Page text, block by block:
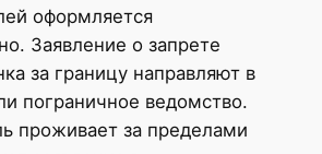
оформляется
Заявление о запрете
за границу направляют в
пограничное ведомство.
проживает за пределами